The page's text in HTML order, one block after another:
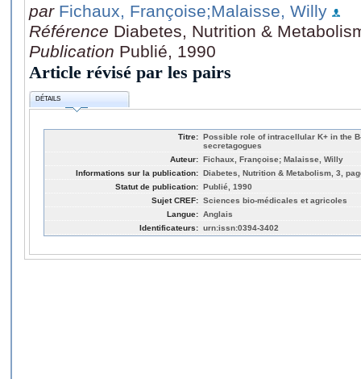
par Fichaux, Françoise;Malaisse, Willy
Référence Diabetes, Nutrition &
Publication Publié, 1990
Article révisé par les pairs
DÉTAILS
Titre: Possible role of intracellular K+ in the
secretagogues
Auteur: Fichaux, Françoise; Malaisse, Willy
Informations sur la publication: Diabetes, Nutrition & Metabolism, 3,
Statut de publication: Publié, 1990
Sujet CREF: Sciences bio-médicales et agricoles
Langue: Anglais
Identificateurs: urn:issn:0394-3402